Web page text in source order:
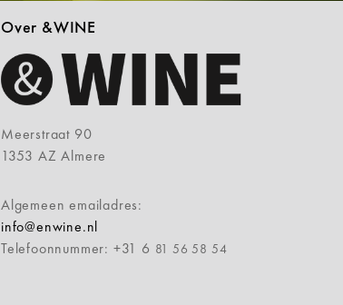
Over &WINE
Meerstraat 90
1353 AZ Almere
Algemeen emailadres:
info@enwine.nl
Telefoonnummer: +31 6 81 56 58 54